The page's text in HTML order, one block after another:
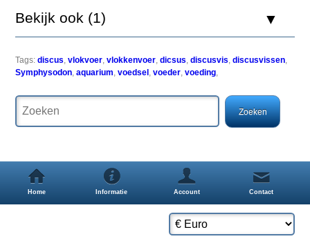
kleur
voor
discusvissen.
hoge
gehalte
opneembaar
astaxanthine)
helpt
de
Bekijk ook (1)
Tags: discus,vlokvoer,vlokkenvoer,dicsus,discusvis,discusvissen,
Symphysodon,aquarium,voedsel ,voeder,voeding,
Home Informatie Account Contact